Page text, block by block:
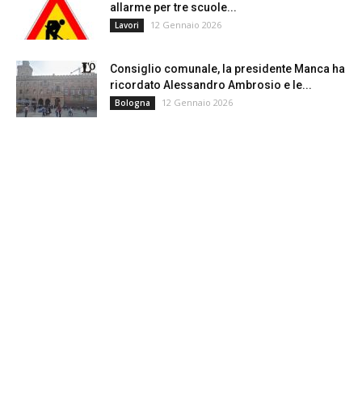
allarme per tre scuole...
Lavori 12 Gennaio 2026
Consiglio comunale, la presidente Manca ha
ricordato Alessandro Ambrosio e le...
Bologna 12 Gennaio 2026